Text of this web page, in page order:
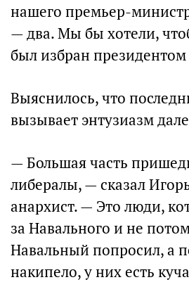
нашего премьер-
— два. Мы бы хотели,
был избран
Выяснилось, что
вызывает энтузиазм
— Большая часть
либералы, — сказал
анархист. — Это люди,
за Навального и не
Навальный попросил, а
накипело, у них есть